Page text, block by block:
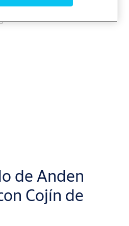
de Anden
Cojín de